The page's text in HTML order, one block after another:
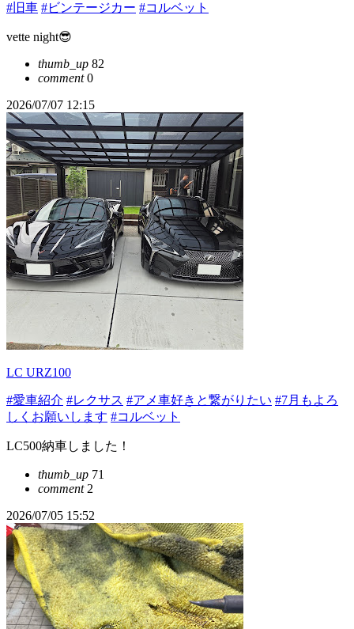
#旧車 #ビンテージカー #コルベット
vette night😎
thumb_up 82
comment0
2026/07/07 12:15
LC URZ100
#愛車紹介 #レクサス #アメ車好きと繋がりたい #7月もよろ
しくお願いします #コルベット
LC500納車しました！
thumb_up 71
comment2
2026/07/05 15:52